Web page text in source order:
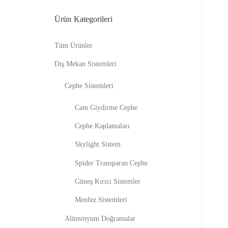
Ürün Kategorileri
Tüm Ürünler
Dış Mekan Sistemleri
Cephe Sistemleri
Cam Giydirme Cephe
Cephe Kaplamaları
Skylight Sistem
Spider Transparan Cephe
Güneş Kırıcı Sistemler
Menfez Sistemleri
Alüminyum Doğramalar